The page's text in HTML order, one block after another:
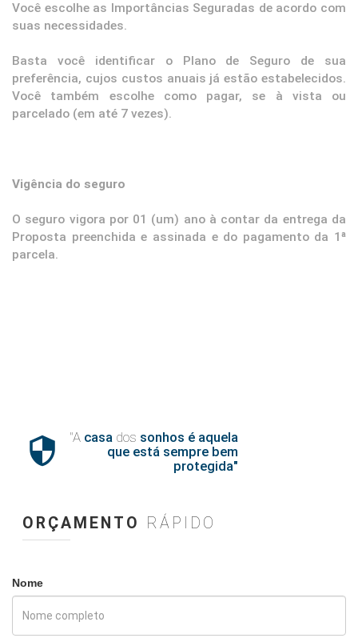
Você escolhe as Importâncias Seguradas de acordo com
suas necessidades.
Basta você identificar o Plano de Seguro de sua
preferência, cujos custos anuais já estão estabelecidos.
Você também escolhe como pagar, se à vista ou
parcelado (em até 7 vezes).
Vigência do seguro
O seguro vigora por 01 (um) ano à contar da entrega da
Proposta preenchida e assinada e do pagamento da 1ª
parcela.
 "Acasa dos sonhos é aquela
que está sempre bem
protegida"
ORÇAMENTO RÁPIDO
Nome